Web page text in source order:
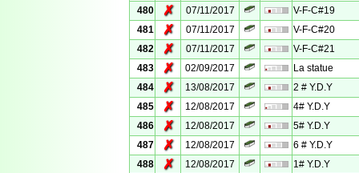
480
✗ 07/11/2017
V-F-C#19
481
✗ 07/11/2017
V-F-C#20
482
✗ 07/11/2017
V-F-C#21
483
✗ 02/09/2017
La statue
484
✗ 13/08/2017
2 # Y.D.Y
485
✗ 12/08/2017
4# Y.D.Y
486
✗ 12/08/2017
5# Y.D.Y
487
✗ 12/08/2017
6 # Y.D.Y
488
✗ 12/08/2017
1# Y.D.Y